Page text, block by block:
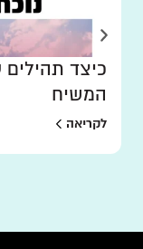
כיצד
המשיח
לקריאה